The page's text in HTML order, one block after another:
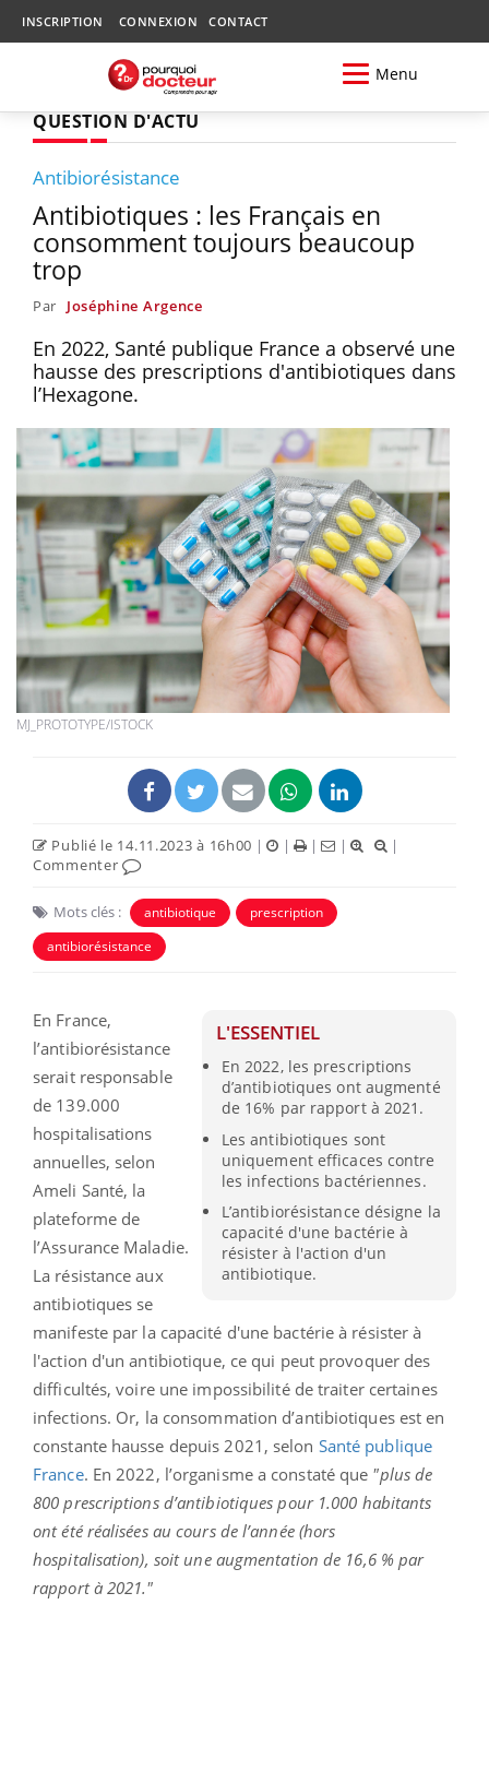
INSCRIPTION CONNEXION CONTACT
Menu
QUESTION D'ACTU
Antibiorésistance
Antibiotiques : les Français en
consomment toujours beaucoup
trop
Par Joséphine Argence
En 2022, Santé publique France a observé une
hausse des prescriptions d'antibiotiques dans
l’Hexagone.
MJ_PROTOTYPE/ISTOCK
Publié le 14.11.2023 à 16h00 | | | |
|
Commenter
Mots clés : antibiotique
prescription
antibiorésistance
L'ESSENTIEL
En 2022, les prescriptions
d’antibiotiques ont augmenté
de 16% par rapport à 2021.
Les antibiotiques sont
uniquement efficaces contre
les infections bactériennes.
L’antibiorésistance désigne la
capacité d'une bactérie à
résister à l'action d'un
antibiotique.
En France,
l’antibiorésistance
serait responsable
de 139.000
hospitalisations
annuelles, selon
Ameli Santé, la
plateforme de
l’Assurance Maladie.
La résistance aux
antibiotiques se
manifeste par la capacité d'une bactérie à résister à
l'action d'un antibiotique, ce qui peut provoquer des
difficultés, voire une impossibilité de traiter certaines
infections. Or, la consommation d’antibiotiques est en
constante hausse depuis 2021, selon Santé publique
France. En 2022, l’organisme a constaté que "plus de
800 prescriptions d’antibiotiques pour 1.000 habitants
ont été réalisées au cours de l’année (hors
hospitalisation), soit une augmentation de 16,6 % par
rapport à 2021."